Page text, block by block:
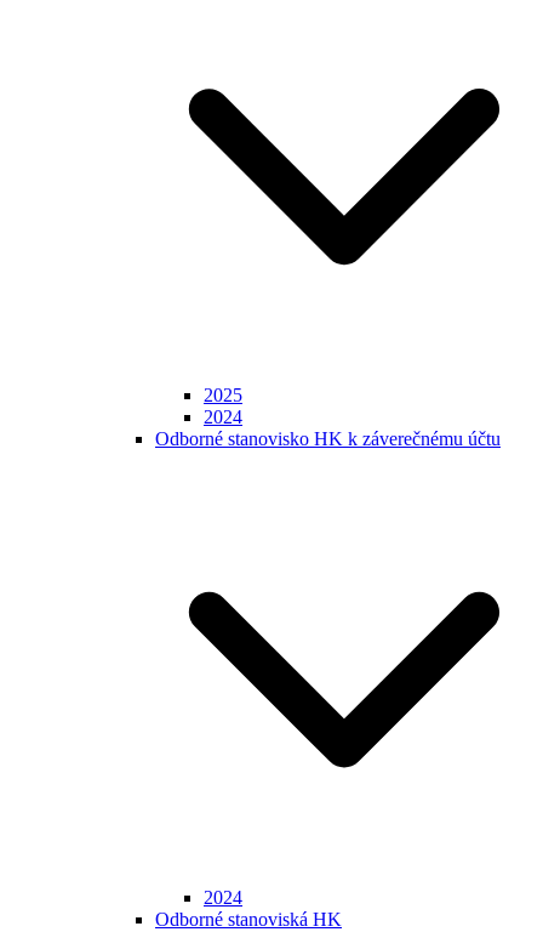
2025
2024
Odborné stanovisko HK k záverečnému účtu
2024
Odborné stanoviská HK